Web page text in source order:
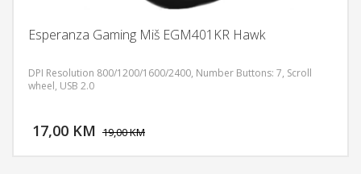
Esperanza Gaming Miš EGM401KR Hawk
DPI Resolution 800/1200/1600/2400, Number Buttons: 7, Scroll
wheel, USB 2.0
17,00 KM 19,00 KM